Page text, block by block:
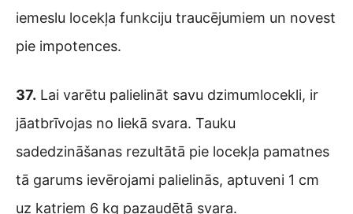
iemeslu locekļa funkciju traucējumiem un novest
pie impotences.
37. Lai varētu palielināt savu dzimumlocekli, ir
jāatbrīvojas no liekā svara. Tauku
sadedzināšanas rezultātā pie locekļa pamatnes
tā garums ievērojami palielinās, aptuveni 1 cm
uz katriem 6 kg pazaudētā svara.